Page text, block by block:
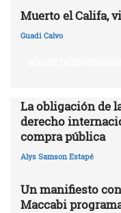
Muerto el Califa,
Guadi Calvo
La obligación de
derecho
compra pública
Alys Samson Estapé
Un manifiesto
Maccabi